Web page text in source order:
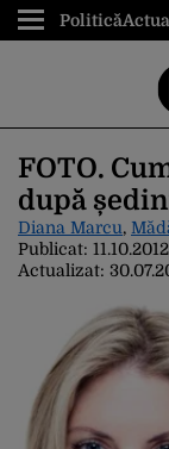
Politică
FOTO.
după
Diana Marcu,
Publicat:
Actualizat: